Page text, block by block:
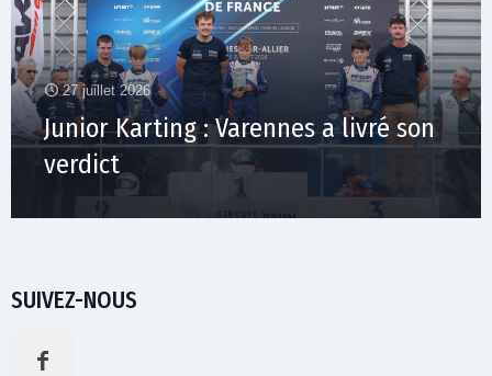
27 juillet 2026
Junior Karting : Varennes a livré son
verdict
SUIVEZ-NOUS